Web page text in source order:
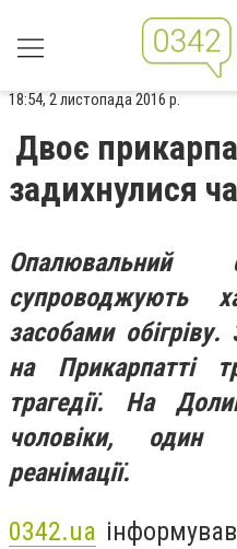
18:54, 2 листопада 2016 р.
Двоє
задихнулися
Опалювальний
супроводжують
засобами
на Прикарпатті
трагедії. На
чоловіки, один
реанімації.
0342.ua